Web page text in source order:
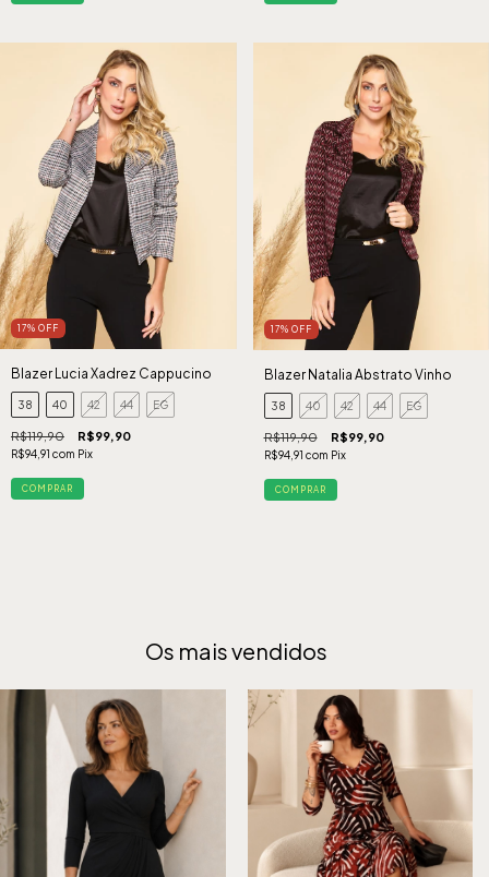
17% OFF
Blazer Lucia Xadrez Cappucino
38 40 42 44 EG
R$119,90 R$99,90
R$94,91 com Pix
COMPRAR
17% OFF
Blazer Natalia Abstrato Vinho
38 40 42 44 EG
R$119,90 R$99,90
R$94,91 com Pix
COMPRAR
Os mais vendidos